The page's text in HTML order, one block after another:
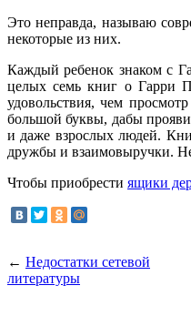
Это неправда, называю
некоторые из них.
Каждый ребенок знаком с
целых семь книг о Гарри
удовольствия, чем
большой буквы, дабы
и даже взрослых людей.
дружбы и взаимовыручки.
Чтобы приобрести ящики
← Недостатки сетевой
литературы